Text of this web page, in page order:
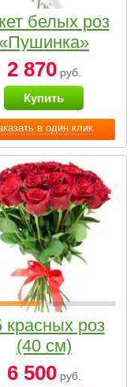
в один клик
белых роз
«Пушинка»
2 870руб.
Купить
красных роз
(40 см)
6 500руб.